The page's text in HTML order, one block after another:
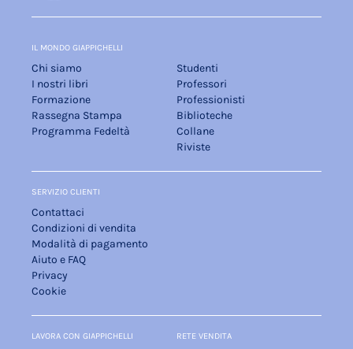
IL MONDO GIAPPICHELLI
Chi siamo
I nostri libri
Formazione
Rassegna Stampa
Programma Fedeltà
Studenti
Professori
Professionisti
Biblioteche
Collane
Riviste
SERVIZIO CLIENTI
Contattaci
Condizioni di vendita
Modalità di pagamento
Aiuto e FAQ
Privacy
Cookie
LAVORA CON GIAPPICHELLI RETE VENDITA